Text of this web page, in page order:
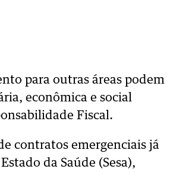
para outras áreas podem
econômica e social
Fiscal.
contratos emergenciais já
da Saúde (Sesa),